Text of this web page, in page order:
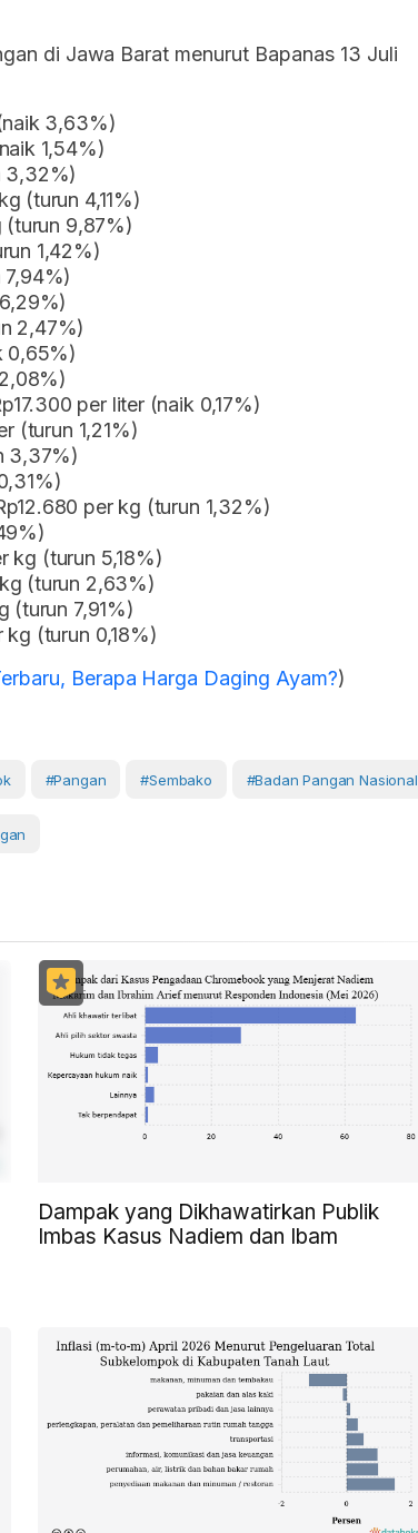
di Jawa Barat menurut Bapanas 13 Juli
3,63%)
1,54%)
3,32%)
(turun 4,11%)
(turun 9,87%)
1,42%)
2,47%)
0,65%)
per liter (naik 0,17%)
(turun 1,21%)
3,37%)
per kg (turun 1,32%)
kg (turun 5,18%)
(turun 2,63%)
(turun 7,91%)
(turun 0,18%)
Berapa Harga Daging Ayam?)
#Pangan #Sembako #Badan Pangan Nasional
Dampak yang Dikhawatirkan Publik
Imbas Kasus Nadiem dan Ibam